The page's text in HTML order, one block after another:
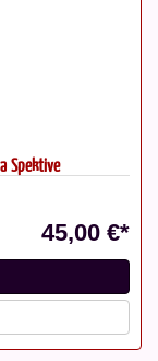
Spektive
45,00 €*